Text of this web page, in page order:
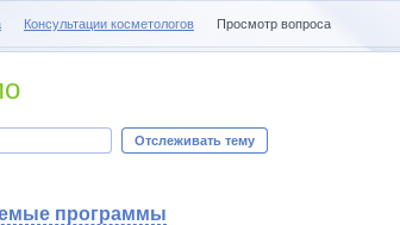
Консультации косметологов Просмотр вопроса
Отслеживать тему
программы